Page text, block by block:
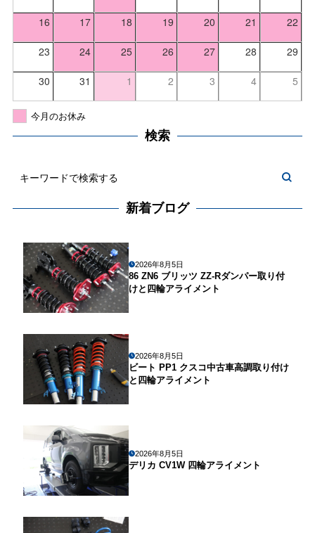
16 17 18 19 20 21 22
23 24 25 26 27 28 29
30 31 1 2 3 4 5
今月のお休み
検索
新着ブログ
2026年8月5日
86 ZN6 ブリッツ ZZ-Rダンパー取り付
けと四輪アライメント
2026年8月5日
ビート PP1 クスコ中古車高調取り付け
と四輪アライメント
2026年8月5日
デリカ CV1W 四輪アライメント